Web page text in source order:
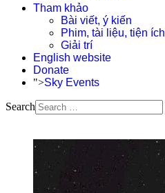
Tham khảo
Bài viết, ý kiến
Phim, tài liệu, tiện ích
Giải trí
English website
Donate
">Sky Events
Search